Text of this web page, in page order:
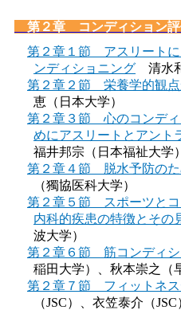
第２章 コンディション
第２章１節 アスリートに
ンディショニング 清水
第２章２節 栄養学的観点
恵（日本大学）
第２章３節 ⼼のコンデ
めにアスリートとアン
福井邦宗（日本福祉大学）
第２章４節 脱水予防のた
（獨協医科大学）
第２章５節 スポーツとコ
内科的疾患の特徴とその
波大学）
第２章６節 筋コンディシ
稲田大学）、秋本崇之（
第２章７節 フィットネス
（JSC）、衣笠泰介（JSC